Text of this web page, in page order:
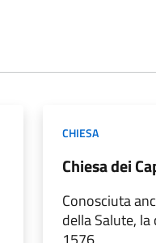
CHIESA
Chiesa dei
Conosciuta
della Salute,